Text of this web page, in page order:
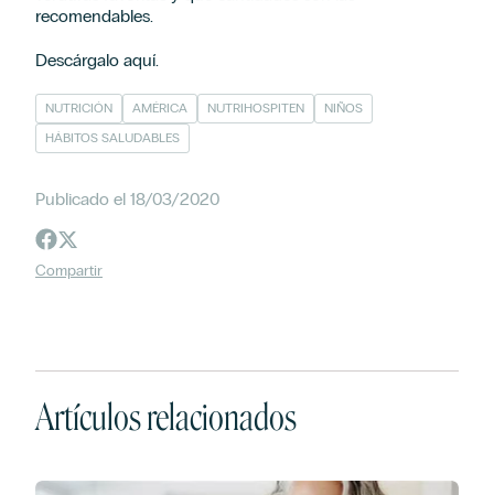
Publicado el 18/03/2020
Compartir
recomendables.
Descárgalo aquí
NUTRICIÓN AMÉRICA NUTRIHOSPITEN
NIÑOS
HÁBITOS SALUDABLES
Artículos relacionados